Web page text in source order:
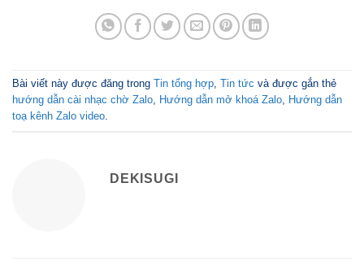
Bài viết này được đăng trong Tin tổng hợp, Tin tức và được gắn thẻ
hướng dẫn cài nhạc chờ Zalo, Hướng dẫn mở khoá Zalo, Hướng dẫn
toạ kênh Zalo video.
DEKISUGI